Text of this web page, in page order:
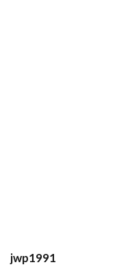
jwp1991